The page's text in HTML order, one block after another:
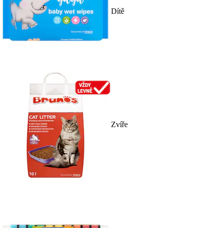
Dítě
Zvíře